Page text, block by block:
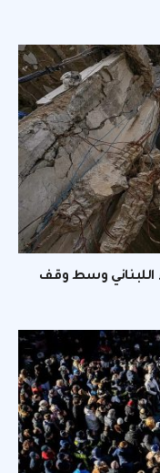
اللبناني وسط وقف